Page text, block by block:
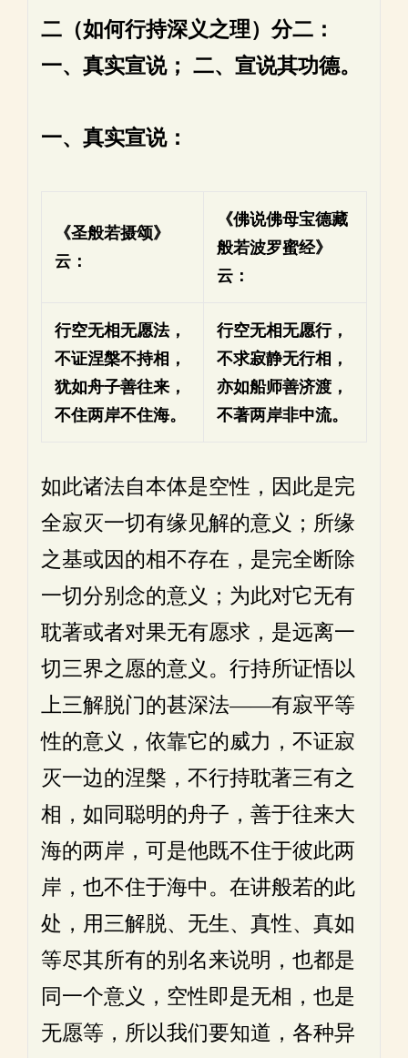
二（如何行持深义之理）分二：
一、真实宣说； 二、宣说其功德。
一、真实宣说：
《圣般若摄颂》
云：
《佛说佛母宝德藏
般若波罗蜜经》
云：
行空无相无愿法，
不证涅槃不持相，
犹如舟子善往来，
不住两岸不住海。
行空无相无愿行，
不求寂静无行相，
亦如船师善济渡，
不著两岸非中流。
如此诸法自本体是空性，因此是完
全寂灭一切有缘见解的意义；所缘
之基或因的相不存在，是完全断除
一切分别念的意义；为此对它无有
耽著或者对果无有愿求，是远离一
切三界之愿的意义。行持所证悟以
上三解脱门的甚深法——有寂平等
性的意义，依靠它的威力，不证寂
灭一边的涅槃，不行持耽著三有之
相，如同聪明的舟子，善于往来大
海的两岸，可是他既不住于彼此两
岸，也不住于海中。在讲般若的此
处，用三解脱、无生、真性、真如
等尽其所有的别名来说明，也都是
同一个意义，空性即是无相，也是
无愿等，所以我们要知道，各种异